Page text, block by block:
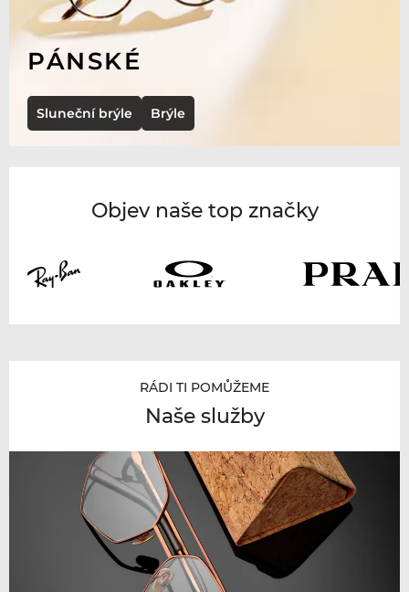
PÁNSKÉ
Sluneční brýle Brýle
Objev naše top značky
RÁDI TI POMŮŽEME
Naše služby